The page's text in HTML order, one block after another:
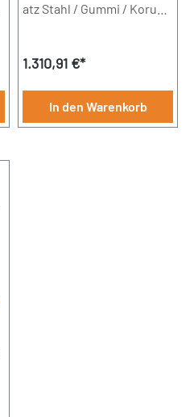
atz Stahl / Gummi / Korund
Leisten á 1200mm18
Regulärer Preis:
1.310,91 €*
In den Warenkorb